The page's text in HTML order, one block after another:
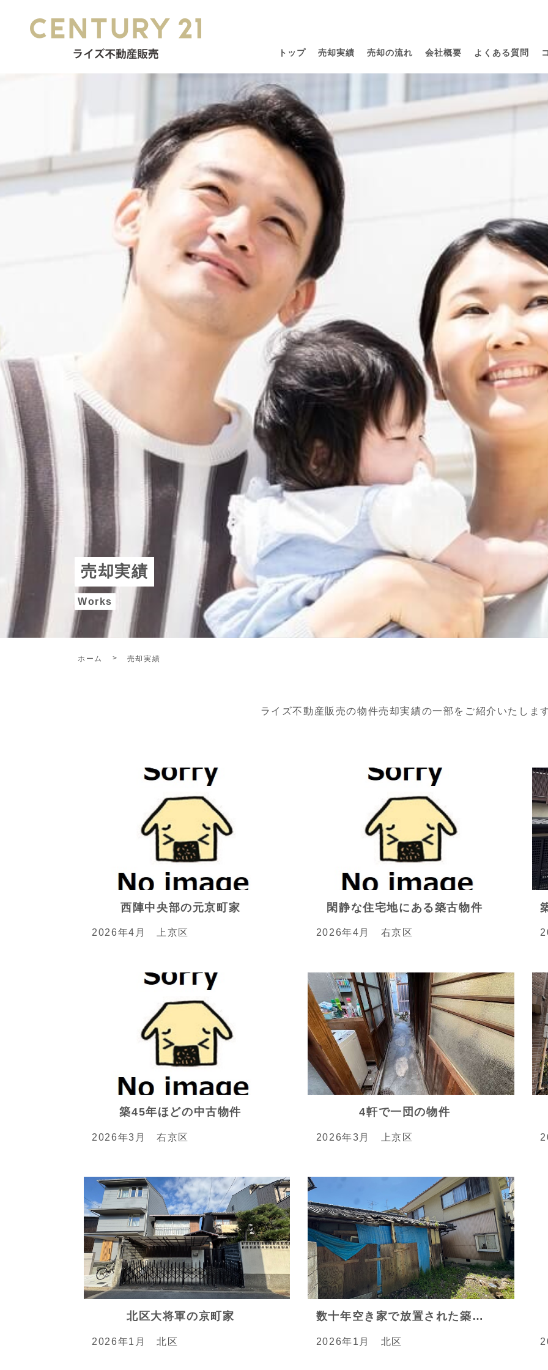
トップ 売却実績 売却の流れ 会社概要 よくある質問
売却実績
Works
ホーム 売却実績
ライズ不動産販売の物件売却実績の一部をご紹介いたしま
西陣中央部の元京町家
2026年4月 上京区
閑静な住宅地にある築古物件
2026年4月 右京区
築45年ほどの中古物件
2026年3月 右京区
4軒で一団の物件
2026年3月 上京区
北区大将軍の京町家
2026年1月 北区
数十年空き家で放置された築不詳の平家
2026年1月 北区